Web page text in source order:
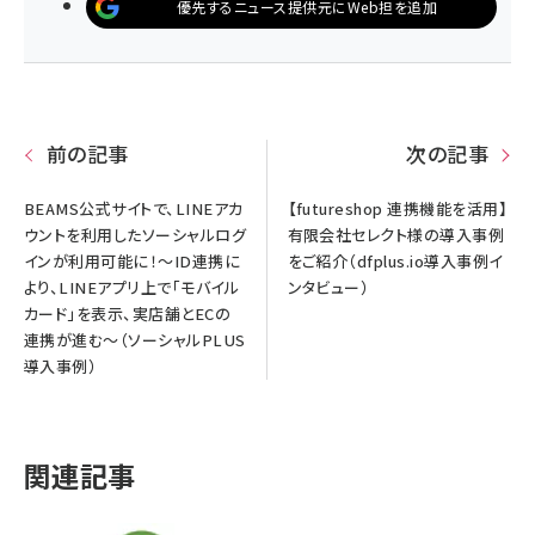
優先するニュース提供元にWeb担を追加
前の記事
BEAMS公式サイトで、LINEアカ
ウントを利用したソーシャルログ
インが利用可能に！～ID連携に
より、LINEアプリ上で「モバイル
カード」を表示、実店舗とECの
連携が進む～（ソーシャルPLUS
導入事例）
次の記事
【futureshop 連携機能を活用】
有限会社セレクト様の導入事例
をご紹介（dfplus.io導入事例イ
ンタビュー）
関連記事